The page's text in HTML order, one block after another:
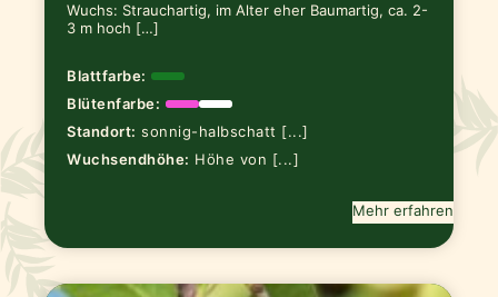
Wuchs: Strauchartig, im Alter eher Baumartig, ca. 2-
3 m hoch […]
Blattfarbe:
Blütenfarbe:
Standort: sonnig-halbschatt [...]
Wuchsendhöhe: Höhe von [...]
Mehr erfahren